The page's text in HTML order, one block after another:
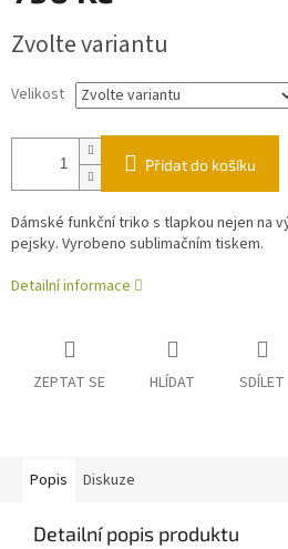
cena:
Zvolte variantu
Velikost
Přidat do košíku
Dámské funkční triko s tlapkou nejen na
pejsky. Vyrobeno sublimačním tiskem.
Detailní informace
ZEPTAT SE HLÍDAT SDÍLET
Popis Diskuze
Detailní popis produktu